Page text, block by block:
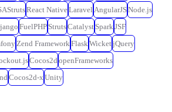
React NativeLaravel AngularJSNode.js
FuelPHP StrutsCatalyst SparkJSF
Zend FrameworkFlaskWicketjQuery
Cocos2d openFrameworks
Cocos2d-x Unity